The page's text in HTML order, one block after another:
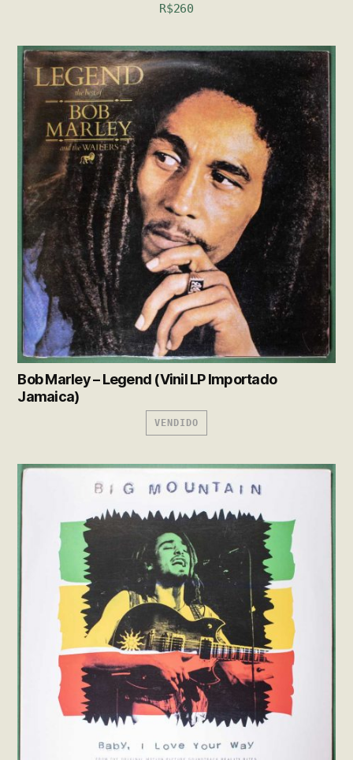
R$260
Bob Marley – Legend (Vinil LP Importado
Jamaica)
VENDIDO